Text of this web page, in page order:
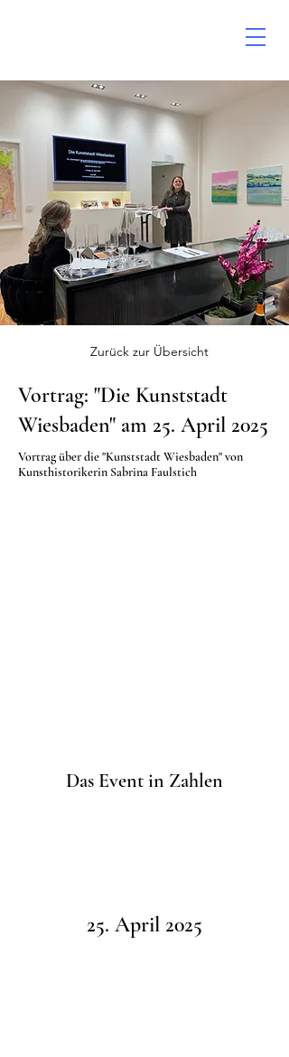
Zurück zur Übersicht
Vortrag: "Die Kunststadt
Wiesbaden" am 25. April 2025
Vortrag über die "Kunststadt Wiesbaden" von
Kunsthistorikerin Sabrina Faulstich
Das Event in Zahlen
25. April 2025